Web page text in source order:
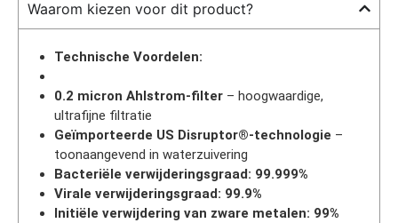
Waarom kiezen voor dit product?
Technische Voordelen:
0.2 micron Ahlstrom-filter – hoogwaardige,
ultrafijne filtratie
Geïmporteerde US Disruptor®-technologie –
toonaangevend in waterzuivering
Bacteriële verwijderingsgraad: 99.999%
Virale verwijderingsgraad: 99.9%
Initiële verwijdering van zware metalen: 99%